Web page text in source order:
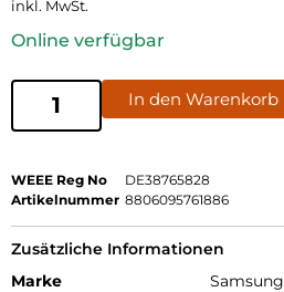
inkl. MwSt.
Online verfügbar
In den Warenkorb
WEEE Reg No
DE38765828
Artikelnummer 8806095761886
Zusätzliche Informationen
Marke
Samsung